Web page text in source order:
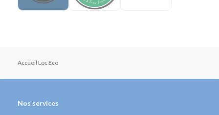
Accueil Loc Eco
Nos services